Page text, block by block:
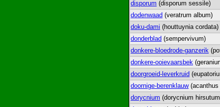
disporum (disporum sessile)
dodenwaad (veratrum album)
doku-dami (houttuynia cordata)
donderblad (sempervivum)
donkere-bloedrode-ganzerik
donkere-ooievaarsbek
doorgroeid-leverkruid
doornige-berenklauw(acanthus
dorycnium (dorycnium